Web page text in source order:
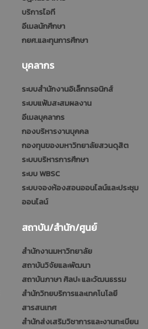
บริการไอที
อีเมลนักศึกษา
กยศ.และทุนการศึกษา
บุคลากร
ระบบสำนักงานอิเล็กทรอนิกส์
ระบบแฟ้มสะสมผลงาน
อีเมลบุคลากร
กองบริหารงานบุคคล
กองทุนของมหาวิทยาลัยสวนดุสิต
ระบบบริหารการศึกษา
ระบบ WBSC
ระบบจองห้องสอนออนไลน์และประชุม
ออนไลน์
สถาบัน/สำนัก/ศูนย์
สำนักงานมหาวิทยาลัย
สถาบันวิจัยและพัฒนา
สถาบันภาษา ศิลปะ และวัฒนธรรม
สำนักวิทยบริการและเทคโนโลยี
สารสนเทศ
สำนักส่งเสริมวิชาการและงานทะเบียน